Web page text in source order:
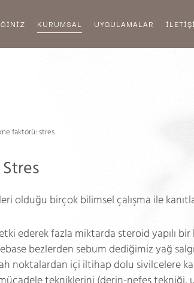
KURUMSAL UYGULAMALAR
faktörü: stres
olduğu birçok bilimsel çalışma ile
ederek fazla miktarda steroid yapılı
bezlerden sebum dediğimiz yağ
noktalardan içi iltihap dolu sivilcelere